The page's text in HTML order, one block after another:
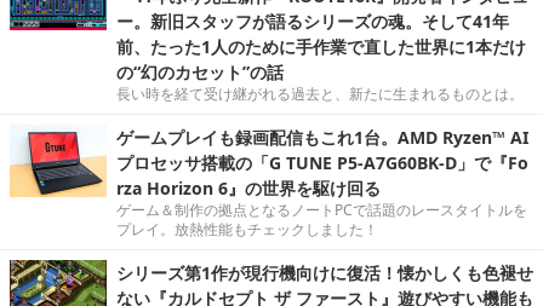
ー。新旧スタッフが語るシリーズの魂。そして41年
前、たった1人のために手作業で直した世界に1本だけ
の“幻のカセット”の話
長い時を経て受け継がれる過去と、新たに生まれるものとは。
ゲームプレイも録画配信もこれ1台。AMD Ryzen™ AI
プロセッサ搭載の「G TUNE P5-A7G60BK-D」で『Fo
rza Horizon 6』の世界を駆け回る
ゲーム＆制作の拠点となるノートPCで話題のレースタイトルを
プレイ。放熱性能もチェックしました！
シリーズ第1作が現行機向けに復活！懐かしくも色褪せ
ない『カルドセプト ザ ファースト』遊びやすい機能も